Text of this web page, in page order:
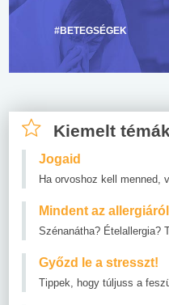
#BETEGSÉGEK
Kiemelt témák
Jogaid
Ha orvoshoz kell menned,
Mindent az allergiáról
Szénanátha? Ételallergia?
Győzd le a stresszt!
Tippek, hogy túljuss a